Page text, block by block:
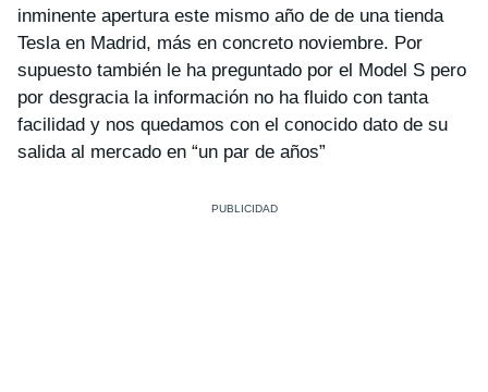
inminente apertura este mismo año de de una tienda
Tesla en Madrid, más en concreto noviembre. Por
supuesto también le ha preguntado por el Model S pero
por desgracia la información no ha fluido con tanta
facilidad y nos quedamos con el conocido dato de su
salida al mercado en “un par de años”